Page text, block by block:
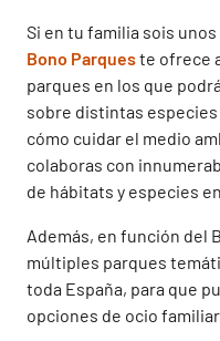
Si en tu familia sois
Bono Parqueste ofrece
parques en los que
sobre distintas
cómo cuidar el medio
colaboras con
de hábitats y especies
Además, en función del
múltiples parques
toda España, para que
opciones de ocio